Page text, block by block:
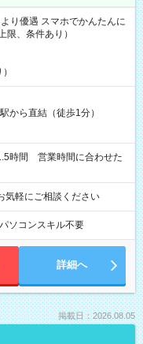
優遇 スマホでかんたんに
、条件あり）
から直結（徒歩1分）
軽にご相談ください
パソコンスキル不要
詳細へ
掲載日：2026.08.05